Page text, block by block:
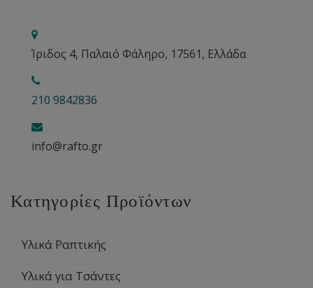
Ίριδος 4, Παλαιό Φάληρο, 17561, Ελλάδα
210 9842836
info@rafto.gr
Κατηγορίες Προϊόντων
Υλικά Ραπτικής
Υλικά για Τσάντες